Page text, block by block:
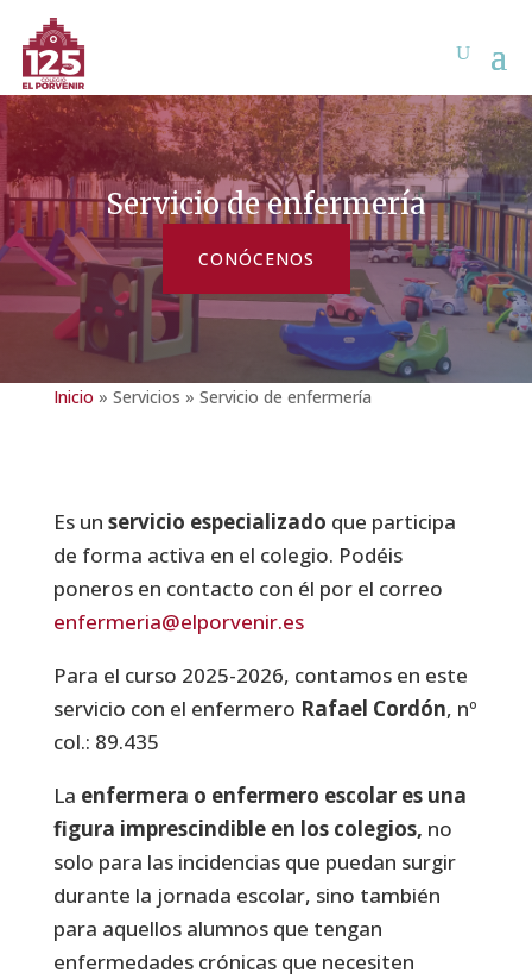
Servicio de enfermería
CONÓCENOS
Inicio » Servicios » Servicio de enfermería
Es un servicio especializado que participa
de forma activa en el colegio. Podéis
poneros en contacto con él por el correo
enfermeria@elporvenir.es
Para el curso 2025-2026, contamos en este
servicio con el enfermero Rafael Cordón, nº
col.: 89.435
La enfermera o enfermero escolar es una
figura imprescindible en los colegios, no
solo para las incidencias que puedan surgir
durante la jornada escolar, sino también
para aquellos alumnos que tengan
enfermedades crónicas que necesiten